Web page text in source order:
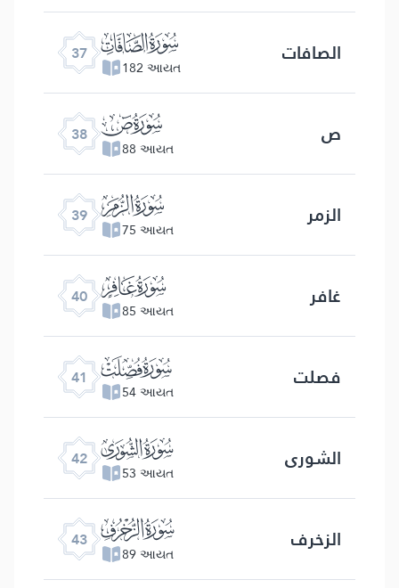
37 ﮱ
182 આયત الصافات
38 ﯓ
88 આયત ص
39 ﯔ
75 આયત الزمر
40 ﯕ
85 આયત غافر
41 ﯖ
54 આયત فصلت
42 ﯗ
53 આયત الشوری
43 ﯘ
89 આયત الزخرف